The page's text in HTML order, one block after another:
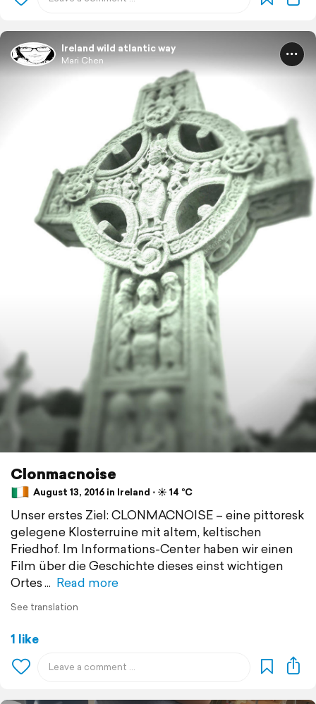
Ireland wild atlantic way
Mari Chen
Clonmacnoise
August 13, 2016 in Ireland ⋅ ☀️ 14 °C
Unser erstes Ziel: CLONMACNOISE – eine pittoresk
gelegene Klosterruine mit altem, keltischen
Friedhof. Im Informations-Center haben wir einen
Film über die Geschichte dieses einst wichtigen
Ortes
Read more
See translation
1 like